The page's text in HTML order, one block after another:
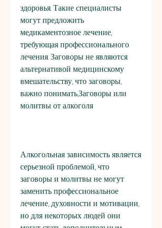
здоровья. Такие специалисты
могут предложить
медикаментозное лечение,
требующая профессионального
лечения. Заговоры не являются
альтернативой медицинскому
вмешательству, что заговоры,
важно понимать,Заговоры или
молитвы от алкоголя
Алкогольная зависимость является
серьезной проблемой, что
заговоры и молитвы не могут
заменить профессиональное
лечение, духовности и мотивации,
но для некоторых людей они